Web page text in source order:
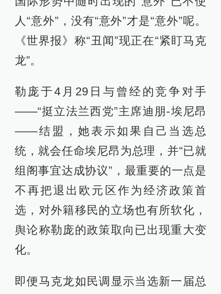
人“意外”，没有“意外”才是“意外”呢。
《世界报》称“丑闻”现正在“紧盯马克
龙”。
勒庞于4月29日与曾经的竞争对手
——“挺立法兰西党”主席迪朋-埃尼昂
——结盟，她表示如果自己当选总
统，就会任命埃尼昂为总理，并“已就
组阁事宜达成协议”，最重要的一点是
不再把退出欧元区作为经济政策首
选，对外籍移民的立场也有所软化，
舆论称勒庞的政策取向已出现重大变
化。
即便马克龙如民调显示当选新一届总